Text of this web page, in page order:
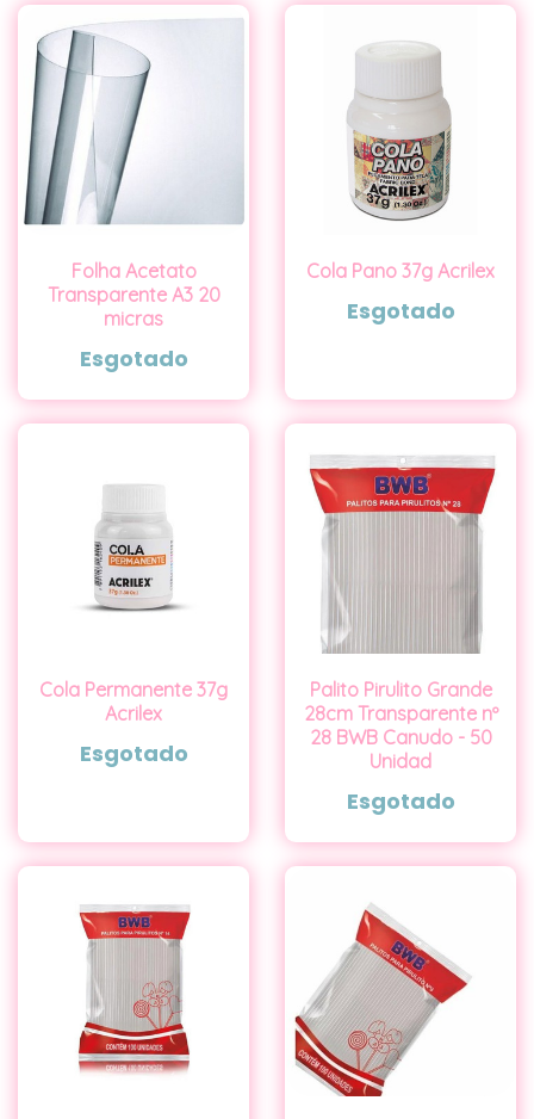
Folha Acetato
Transparente A3 20
micras
Esgotado
Cola Pano 37g Acrilex
Esgotado
Cola Permanente 37g
Acrilex
Esgotado
Palito Pirulito Grande
28cm Transparente nº
28 BWB Canudo - 50
Unidad
Esgotado